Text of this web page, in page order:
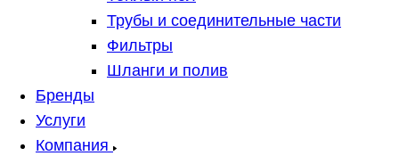
Трубы и соединительные части
Фильтры
Шланги и полив
Бренды
Услуги
Компания